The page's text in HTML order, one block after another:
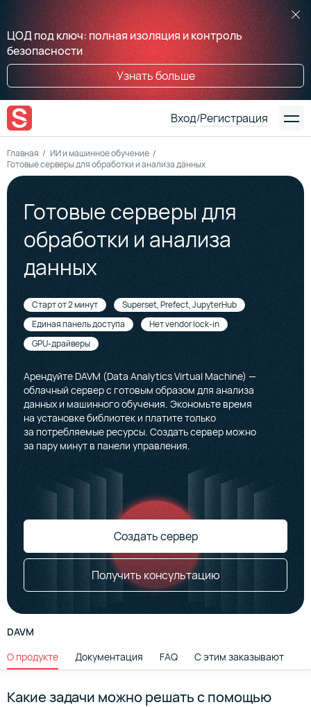
ЦОД под ключ: полная изоляция и контроль
безопасности
Узнать больше
Вход/Регистрация
Главная
ИИ и машинное обучение
Готовые серверы для обработки и анализа данных
Готовые серверы для
обработки и анализа
данных
Арендуйте DAVM (Data Analytics Virtual Machine) —
облачный сервер с готовым образом для анализа
данных и машинного обучения. Экономьте время
на установке библиотек и платите только
за потребляемые ресурсы. Создать сервер можно
за пару минут в панели управления.
Создать сервер
Получить консультацию
Старт от 2 минут
Superset, Prefect, JupyterHub
Единая панель доступа
Нет vendor lock-in
GPU-драйверы
DAVM
О продукте
Документация FAQ С этим заказывают
Какие задачи можно решать с помощью